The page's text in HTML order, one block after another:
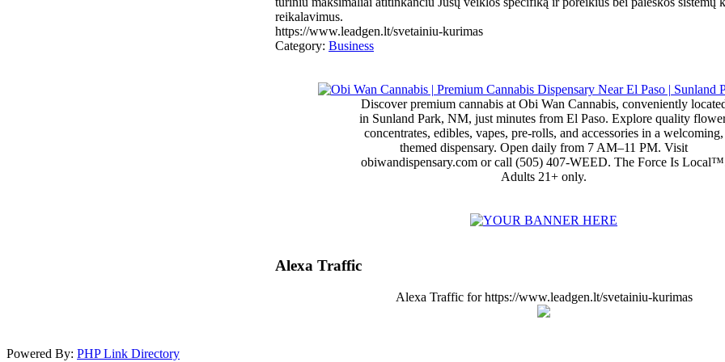
reikalavimus.
https://www.leadgen.lt/svetainiu-kurimas
Category: Business
Discover premium cannabis at Obi Wan Cannabis, conveniently
in Sunland Park, NM, just minutes from El Paso. Explore quality
concentrates, edibles, vapes, pre-rolls, and accessories in a welcoming,
themed dispensary. Open daily from 7 AM–11 PM. Visit
obiwandispensary.com or call (505) 407-WEED. The Force Is
Adults 21+ only.
Alexa Traffic
Alexa Traffic for https://www.leadgen.lt/svetainiu-kurimas
Powered By: PHP Link Directory